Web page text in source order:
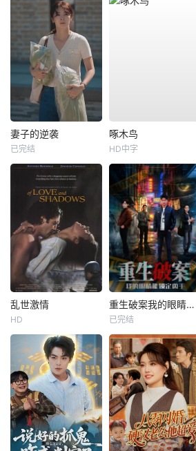
妻子的逆袭
已完结
啄木鸟
HD中字
乱世激情
HD
重生破案我的眼睛能锁定凶手
已完结